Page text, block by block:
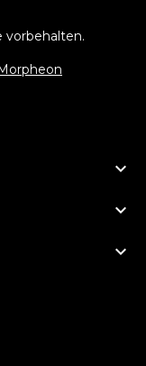
vorbehalten.


